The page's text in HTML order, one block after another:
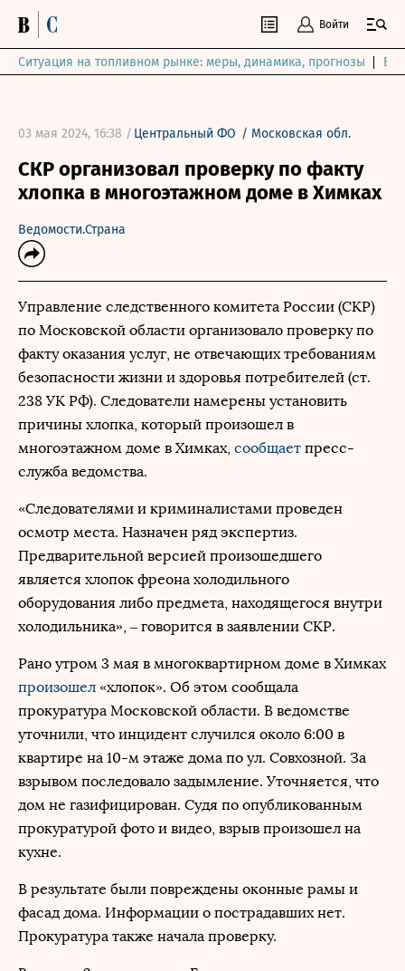
Войти
Ситуация на топливном рынке: меры, динамика, прогнозы
03 мая 2024, 16:38 / Центральный ФО / Московская обл.
СКР организовал проверку по факту
хлопка в многоэтажном доме в Химках
Ведомости.Страна
Управление следственного комитета России (СКР)
по Московской области организовало проверку по
факту оказания услуг, не отвечающих требованиям
безопасности жизни и здоровья потребителей (ст.
238 УК РФ). Следователи намерены установить
причины хлопка, который произошел в
многоэтажном доме в Химках, сообщает пресс-
служба ведомства.
«Следователями и криминалистами проведен
осмотр места. Назначен ряд экспертиз.
Предварительной версией произошедшего
является хлопок фреона холодильного
оборудования либо предмета, находящегося внутри
холодильника», – говорится в заявлении СКР.
Рано утром 3 мая в многоквартирном доме в Химках
произошел «хлопок». Об этом сообщала
прокуратура Московской области. В ведомстве
уточнили, что инцидент случился около 6:00 в
квартире на 10-м этаже дома по ул. Совхозной. За
взрывом последовало задымление. Уточняется, что
дом не газифицирован. Судя по опубликованным
прокуратурой фото и видео, взрыв произошел на
кухне.
В результате были повреждены оконные рамы и
фасад дома. Информации о пострадавших нет.
Прокуратура также начала проверку.